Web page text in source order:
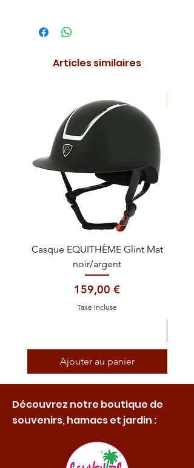
Articles similaires
Casque EQUITHÈME Glint Mat
noir/argent
Prix
159,00 €
Taxe Incluse
Ajouter au panier
Découvrez notre boutique de
souvenirs, hamacs et jardin :